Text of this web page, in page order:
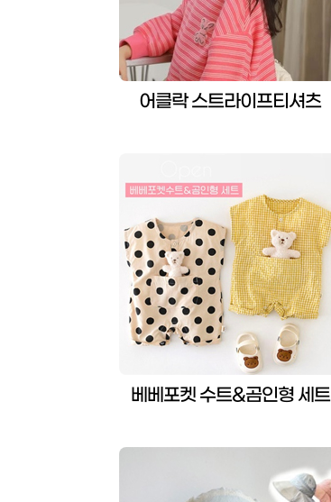
어클락 스트라이프티셔츠
베베포켓 수트&곰인형 세트